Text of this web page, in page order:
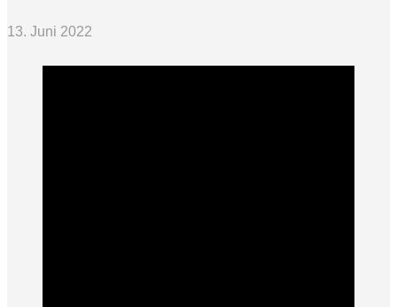
13. Juni 2022